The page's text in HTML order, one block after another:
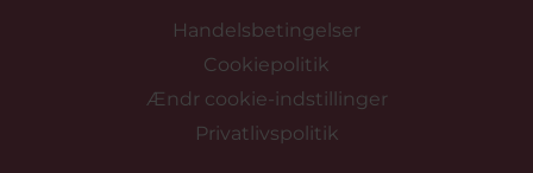
Handelsbetingelser
Cookiepolitik
Ændr cookie-indstillinger
Privatlivspolitik